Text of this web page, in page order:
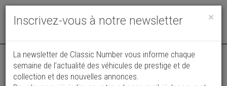
Toggle
×
Inscrivez-vous à notre newsletter
La newsletter de Classic Number vous informe chaque
semaine de l’actualité des véhicules de prestige et de
collection et des nouvelles annonces.